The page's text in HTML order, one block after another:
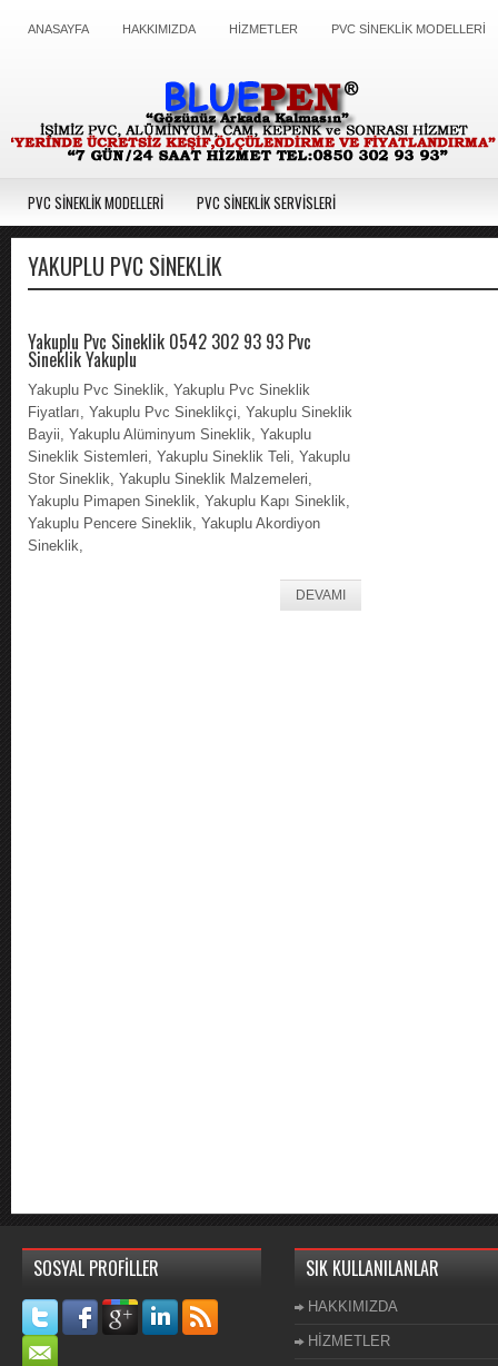
ANASAYFA HAKKIMIZDA HİZMETLER PVC SİNEKLİK MODELLERİ
PVC SİNEKLİK MODELLERİ PVC SİNEKLİK SERVİSLERİ
YAKUPLU PVC SINEKLIK
Yakuplu Pvc Sineklik 0542 302 93 93 Pvc
Sineklik Yakuplu
Yakuplu Pvc Sineklik, Yakuplu Pvc Sineklik
Fiyatları, Yakuplu Pvc Sineklikçi, Yakuplu Sineklik
Bayii, Yakuplu Alüminyum Sineklik, Yakuplu
Sineklik Sistemleri, Yakuplu Sineklik Teli, Yakuplu
Stor Sineklik, Yakuplu Sineklik Malzemeleri,
Yakuplu Pimapen Sineklik, Yakuplu Kapı Sineklik,
Yakuplu Pencere Sineklik, Yakuplu Akordiyon
Sineklik,
DEVAMI
SOSYAL PROFİLLER SIK KULLANILANLAR
HAKKIMIZDA
HİZMETLER